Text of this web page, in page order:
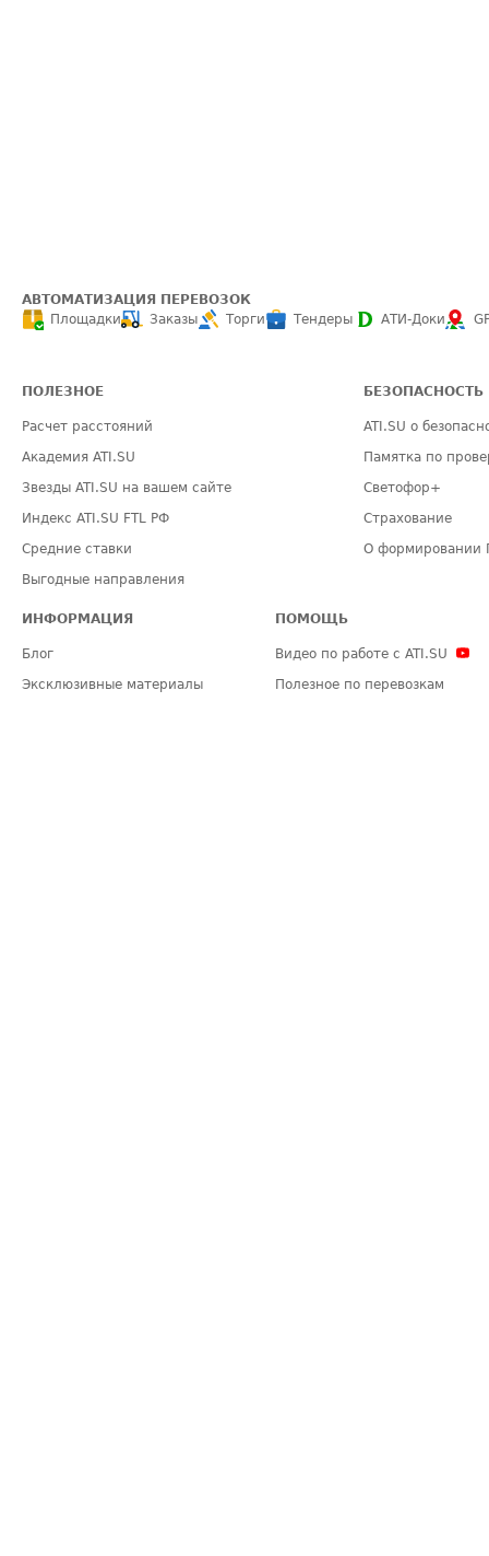
АВТОМАТИЗАЦИЯ ПЕРЕВОЗОК
Площадки
Заказы Торги Тендеры АТИ-Доки
ПОЛЕЗНОЕ
Расчет расстояний
Академия ATI.SU
Звезды ATI.SU на вашем сайте
Индекс ATI.SU FTL РФ
Средние ставки
Выгодные направления
БЕЗОПАСНОСТЬ
ATI.SU о
Памятка по
Светофор+
Страхование
О формировании
ИНФОРМАЦИЯ
Блог
Эксклюзивные материалы
ПОМОЩЬ
Видео по работе с ATI.SU
Полезное по перевозкам